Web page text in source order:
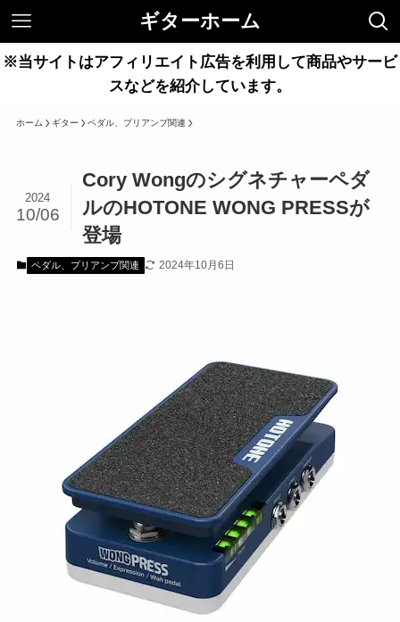
ギターホーム
※当サイトはアフィリエイト広告を利用して商品やサービ
スなどを紹介しています。
ホーム ギター ペダル、プリアンプ関連
Cory Wongのシグネチャーペダ
ルのHOTONE WONG PRESSが
登場
2024
10/06
ペダル、プリアンプ関連 2024年10月6日